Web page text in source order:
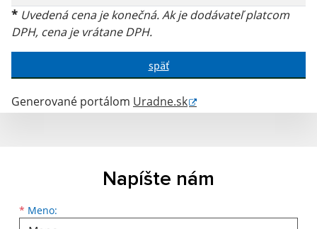
* Uvedená cena je konečná. Ak je dodávateľ platcom
DPH, cena je vrátane DPH.
späť
Generované portálom Uradne.sk
Napíšte nám
* Meno:
Meno
Priezvisko
E-mailová adresa